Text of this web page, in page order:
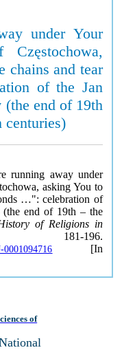
under Your
chains and tear
of the Jan
end of 19th
centuries)
running away under
asking You to
…": celebration of
end of 19th – the
of Religions in
196.
0001094716 [In
of